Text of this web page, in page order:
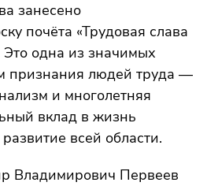
занесено
почёта «Трудовая слава
Это одна из значимых
признания людей труда —
и многолетняя
вклад в жизнь
всей области.
Владимирович Первеев